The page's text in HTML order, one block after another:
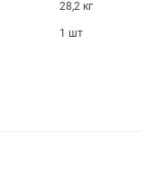
28,2 кг
1 шт